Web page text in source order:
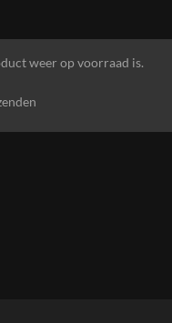
weer op voorraad is.